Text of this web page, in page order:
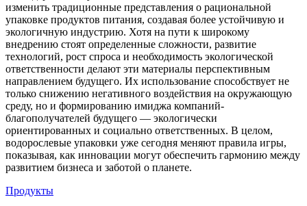
изменить традиционные представления о рациональной
упаковке продуктов питания, создавая более устойчивую и
экологичную индустрию. Хотя на пути к широкому
внедрению стоят определенные сложности, развитие
технологий, рост спроса и необходимость экологической
ответственности делают эти материалы перспективным
направлением будущего. Их использование способствует не
только снижению негативного воздействия на окружающую
среду, но и формированию имиджа компаний-
благополучателей будущего — экологически
ориентированных и социально ответственных. В целом,
водорослевые упаковки уже сегодня меняют правила игры,
показывая, как инновации могут обеспечить гармонию между
развитием бизнеса и заботой о планете.
Продукты